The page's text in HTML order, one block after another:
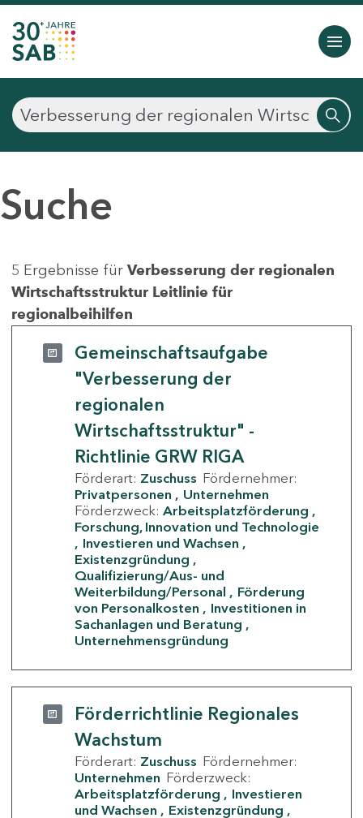
Suche
5 Ergebnisse für Verbesserung der regionalen
Wirtschaftsstruktur Leitlinie für
regionalbeihilfen
Gemeinschaftsaufgabe
"Verbesserung der
regionalen
Wirtschaftsstruktur" -
Richtlinie GRW RIGA
Förderart: Zuschuss Fördernehmer:
Privatpersonen
Unternehmen
Förderzweck: Arbeitsplatzförderung
Forschung, Innovation und Technologie
Investieren und Wachsen
Existenzgründung
Qualifizierung/Aus- und
Weiterbildung/Personal
Förderung
von Personalkosten
Investitionen in
Sachanlagen und Beratung
Unternehmensgründung
Förderrichtlinie Regionales
Wachstum
Förderart: Zuschuss Fördernehmer:
Unternehmen Förderzweck:
Arbeitsplatzförderung
Investieren
und Wachsen
Existenzgründung